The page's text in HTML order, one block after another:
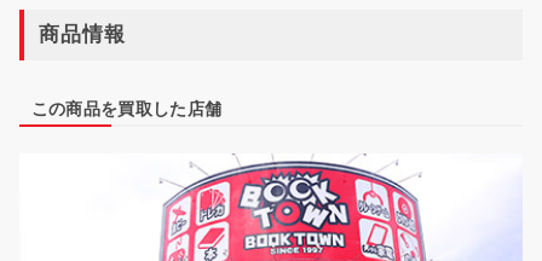
商品情報
この商品を買取した店舗